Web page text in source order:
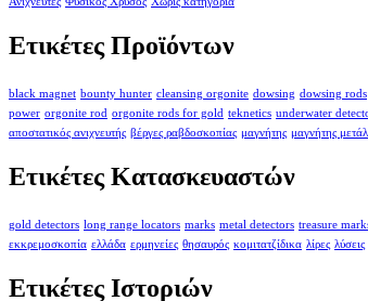
Ετικέτες Προϊόντων
black magnet bounty hunter cleansing orgonite dowsing dowsing rods
power orgonite rod orgonite rods for gold teknetics underwater
αποστατικός ανιχνευτής βέργες ραβδοσκοπίας μαγνήτης μαγνήτης
Ετικέτες Κατασκευαστών
gold detectors long range locators marks metal detectors treasure
εκκρεμοσκοπία ελλάδα ερμηνείες θησαυρός κομιτατζίδικα λίρες λύσεις
Ετικέτες Ιστοριών